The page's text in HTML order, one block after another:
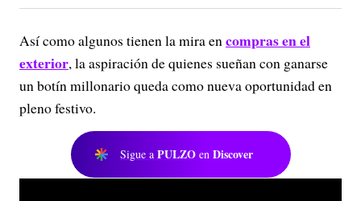
Así como algunos tienen la mira encompras en el
exterior, la aspiración de quienes sueñan con ganarse
un botín millonario queda como nueva oportunidad en
pleno festivo.
Sigue a PULZO en Discover